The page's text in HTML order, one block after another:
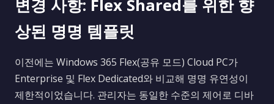
변경 사항: Flex Shared를 위한 향
상된 명명 템플릿
이전에는 Windows 365 Flex(공유 모드) Cloud PC가
Enterprise 및 Flex Dedicated와 비교해 명명 유연성이
제한적이었습니다. 관리자는 동일한 수준의 제어로 디바